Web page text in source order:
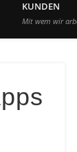
KUNDEN
Mit wem wir